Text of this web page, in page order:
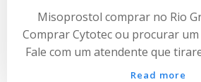
Misoprostol comprar no Rio
Comprar Cytotec ou procurar
Fale com um atendente que
Read more